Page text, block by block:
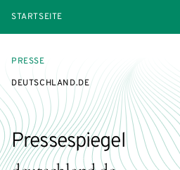
STARTSEITE
PRESSE
DEUTSCHLAND.DE
Pressespiegel